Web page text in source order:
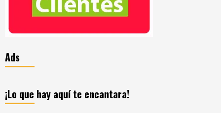
Ads
¡Lo que hay aquí te encantara!